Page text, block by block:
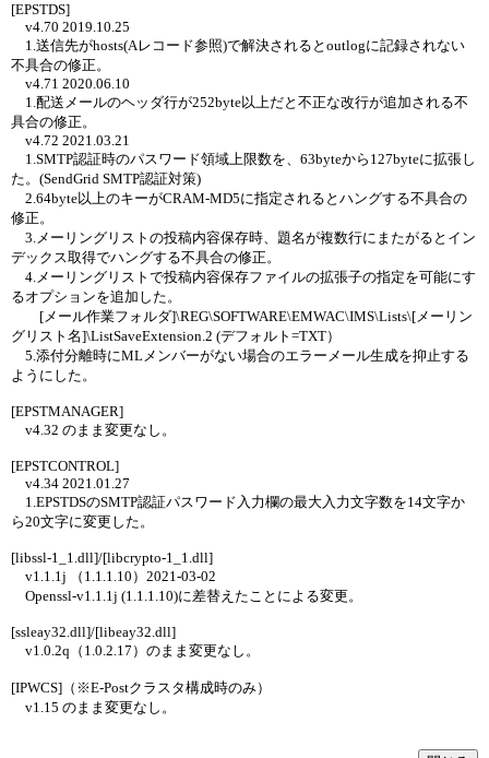
[EPSTDS]
v4.70 2019.10.25
1.送信先がhosts(Aレコード参照)で解決されるとoutlogに記録されない
不具合の修正。
v4.71 2020.06.10
1.配送メールのヘッダ行が252byte以上だと不正な改行が追加される不
具合の修正。
v4.72 2021.03.21
1.SMTP認証時のパスワード領域上限数を、63byteから127byteに拡張し
た。(SendGrid SMTP認証対策)
2.64byte以上のキーがCRAM-MD5に指定されるとハングする不具合の
修正。
3.メーリングリストの投稿内容保存時、題名が複数行にまたがるとイン
デックス取得でハングする不具合の修正。
4.メーリングリストで投稿内容保存ファイルの拡張子の指定を可能にす
るオプションを追加した。
[メール作業フォルダ]\REG\SOFTWARE\EMWAC\IMS\Lists\[メーリン
グリスト名]\ListSaveExtension.2 (デフォルト=TXT）
5.添付分離時にMLメンバーがない場合のエラーメール生成を抑止する
ようにした。
[EPSTMANAGER]
v4.32 のまま変更なし。
[EPSTCONTROL]
v4.34 2021.01.27
1.EPSTDSのSMTP認証パスワード入力欄の最大入力文字数を14文字か
ら20文字に変更した。
[libssl-1_1.dll]/[libcrypto-1_1.dll]
v1.1.1j （1.1.1.10）2021-03-02
Openssl-v1.1.1j (1.1.1.10)に差替えたことによる変更。
[ssleay32.dll]/[libeay32.dll]
v1.0.2q（1.0.2.17）のまま変更なし。
[IPWCS]（※E-Postクラスタ構成時のみ）
v1.15 のまま変更なし。